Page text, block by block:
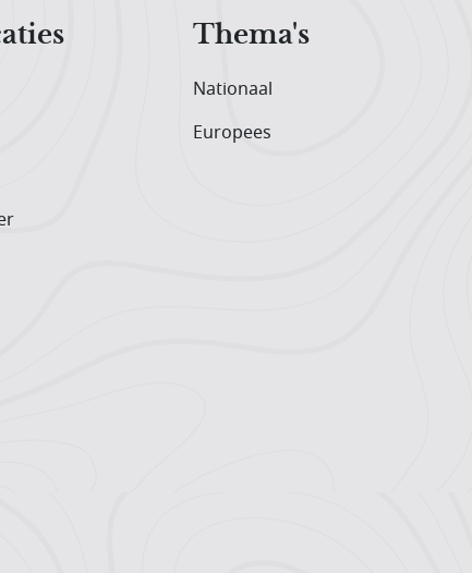
Thema's
Nationaal
Europees